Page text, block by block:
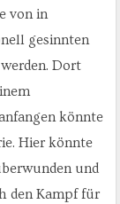
von in
gesinnten
Dort
könnte
Hier könnte
und
den Kampf für